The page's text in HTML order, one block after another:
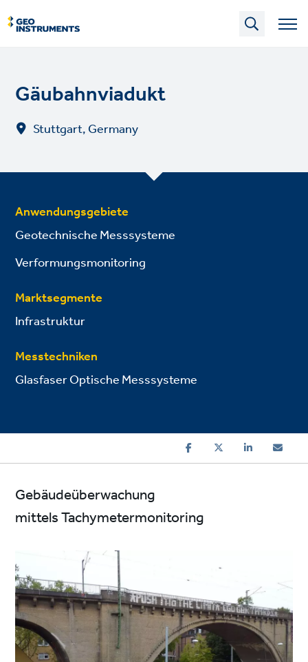
to
main
Gäubahnviadukt
Stuttgart, Germany
Anwendungsgebiete
Geotechnische Messsysteme
Verformungsmonitoring
Marktsegmente
Infrastruktur
Messtechniken
Glasfaser Optische Messsysteme
Gebäudeüberwachung
mittels Tachymetermonitoring